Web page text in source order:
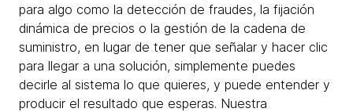
para algo como la detección de fraudes, la fijación
dinámica de precios o la gestión de la cadena de
suministro, en lugar de tener que señalar y hacer clic
para llegar a una solución, simplemente puedes
decirle al sistema lo que quieres, y puede entender y
producir el resultado que esperas. Nuestra